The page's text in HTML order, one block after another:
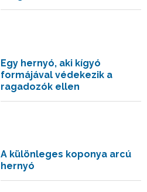
Egy hernyó, aki kígyó
formájával védekezik a
ragadozók ellen
A különleges koponya arcú
hernyó